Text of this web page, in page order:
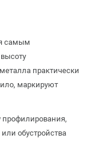
самым
практически
маркируют
обустройства